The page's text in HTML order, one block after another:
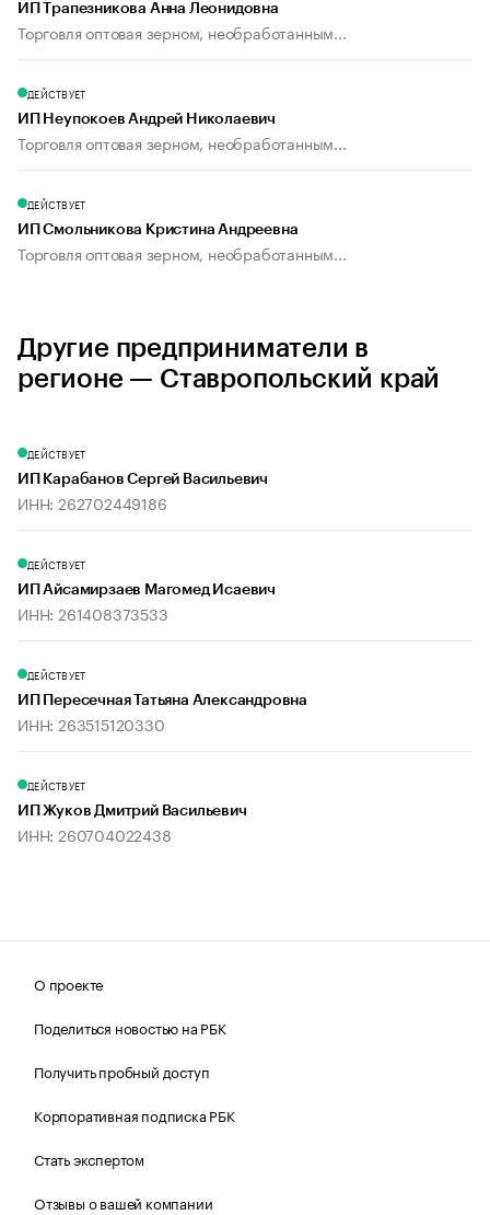
ИП Трапезникова Анна Леонидовна
Торговля оптовая зерном, необработанным...
ДЕЙСТВУЕТ
ИП Неупокоев Андрей Николаевич
Торговля оптовая зерном, необработанным...
ДЕЙСТВУЕТ
ИП Смольникова Кристина Андреевна
Торговля оптовая зерном, необработанным...
Другие предприниматели в
регионе — Ставропольский край
ДЕЙСТВУЕТ
ИП Карабанов Сергей Васильевич
ИНН: 262702449186
ДЕЙСТВУЕТ
ИП Айсамирзаев Магомед Исаевич
ИНН: 261408373533
ДЕЙСТВУЕТ
ИП Пересечная Татьяна Александровна
ИНН: 263515120330
ДЕЙСТВУЕТ
ИП Жуков Дмитрий Васильевич
ИНН: 260704022438
О проекте
Поделиться новостью на РБК
Получить пробный доступ
Корпоративная подписка РБК
Стать экспертом
Отзывы о вашей компании